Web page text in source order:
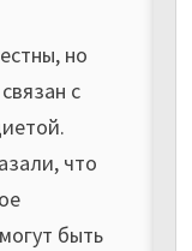
но
с
что
быть